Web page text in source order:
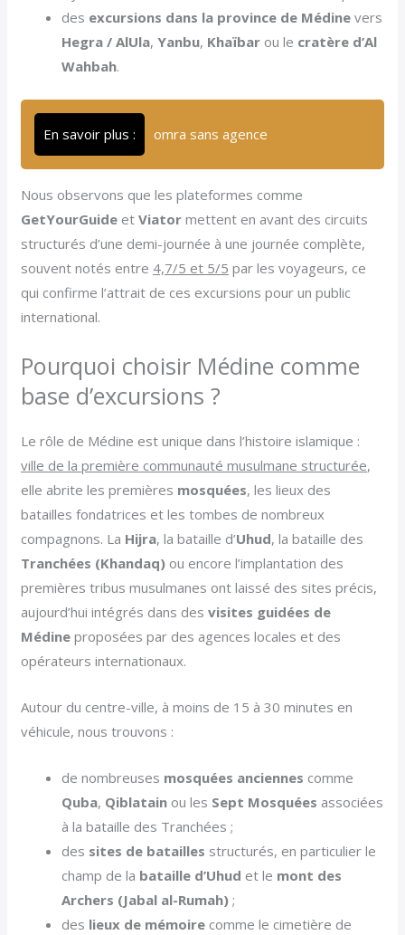
des excursions dans la province de Médine vers
Hegra / AlUla,Yanbu, Khaïbar ou le cratère d’Al
Wahbah.
En savoir plus : omra sans agence
Nous observons que les plateformes comme
GetYourGuide etViator mettent en avant des circuits
structurés d’une demi-journée à une journée complète,
souvent notés entre 4,7/5 et 5/5 par les voyageurs, ce
qui confirme l’attrait de ces excursions pour un public
international.
Pourquoi choisir Médine comme
base d’excursions ?
Le rôle de Médine est unique dans l’histoire islamique :
ville de la première communauté musulmane structurée,
elle abrite les premières mosquées, les lieux des
batailles fondatrices et les tombes de nombreux
compagnons. La Hijra, la bataille d’Uhud, la bataille des
Tranchées (Khandaq) ou encore l’implantation des
premières tribus musulmanes ont laissé des sites précis,
aujourd’hui intégrés dans desvisites guidées de
Médine proposées par des agences locales et des
opérateurs internationaux.
Autour du centre-ville, à moins de 15 à 30 minutes en
véhicule, nous trouvons :
de nombreuses mosquées anciennes comme
Quba, Qiblatain ou les Sept Mosquées associées
à la bataille des Tranchées ;
des sites de batailles structurés, en particulier le
champ de la bataille d’Uhud et le mont des
Archers (Jabal al-Rumah) ;
des lieux de mémoire comme le cimetière de